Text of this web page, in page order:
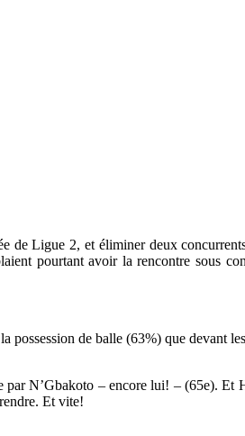
Ligue 2, et éliminer deux
pourtant avoir la rencontre sous
de balle (63%) que devant
N’Gbakoto – encore lui! – (65e).
Et vite!